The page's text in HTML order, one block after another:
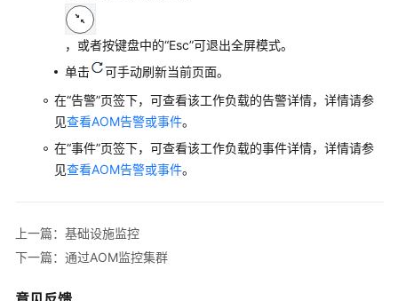
通
过
监
控
工
负
载
过
AOM
控
，或者按键盘中的“Esc”可退出全屏模式。
单击
可手动刷新当前页面。
在“告警”页签下，可查看该工作负载的告警详情，详情请参
见查看AOM告警或事件。
在“事件”页签下，可查看该工作负载的事件详情，详情请参
见查看AOM告警或事件。
上一篇：基础设施监控
下一篇：通过AOM监控集群